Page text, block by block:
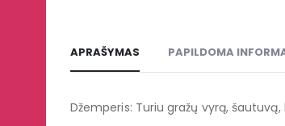
APRAŠYMAS PAPILDOMA
Džemperis: Turiu gražų vyrą,